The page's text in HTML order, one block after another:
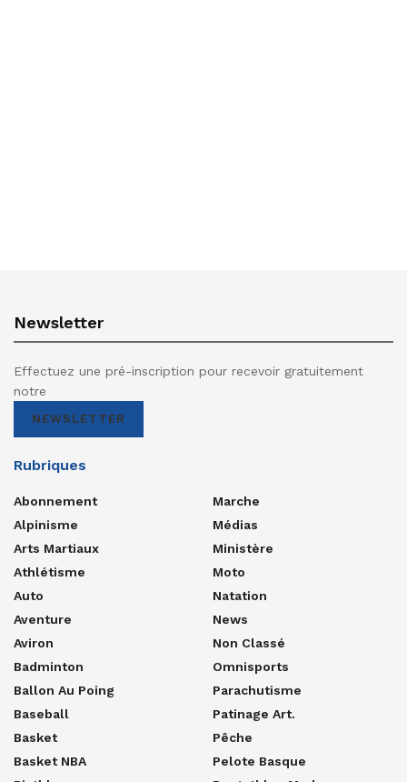
Newsletter
Effectuez une pré-inscription pour recevoir gratuitement
notre
NEWSLETTER
Rubriques
Abonnement
Alpinisme
Arts Martiaux
Athlétisme
Auto
Aventure
Aviron
Badminton
Ballon Au Poing
Baseball
Basket
Basket NBA
Marche
Médias
Ministère
Moto
Natation
News
Non Classé
Omnisports
Parachutisme
Patinage Art.
Pêche
Pelote Basque